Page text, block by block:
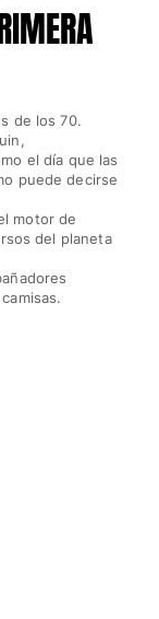
de los 70.
el día que las
puede decirse
motor de
del planeta